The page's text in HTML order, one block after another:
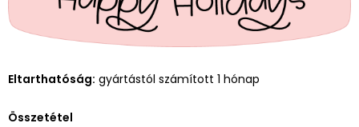
Eltarthatóság: gyártástól számított 1 hónap
Összetétel